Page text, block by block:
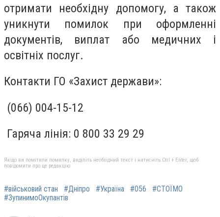
отримати необхідну допомогу, а також
уникнути помилок при оформленні
документів, виплат або медичних і
освітніх послуг.
Контакти ГО «Захист держави»:
(066) 004-15-12
Гаряча лінія: 0 800 33 29 29
Якщо ви помітили помилку, виділіть необхідний текст і натисніть Ctrl + Enter, щоб
повідомити про це редакцію
#військовий стан #Дніпро #Україна #056
#СТОЇМО
#ЗупинимоОкупантів